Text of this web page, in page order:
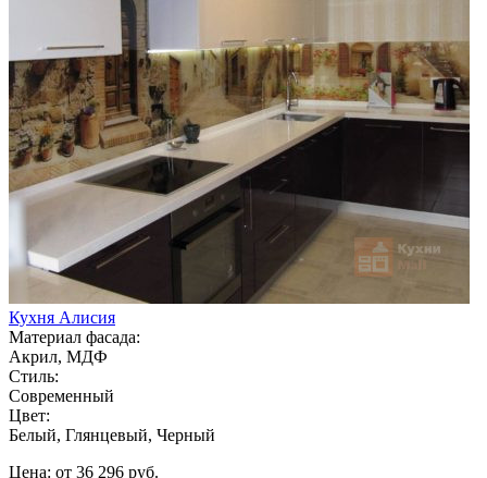
Кухня Алисия
Материал фасада:
Акрил, МДФ
Стиль:
Современный
Цвет:
Белый, Глянцевый, Черный
Цена: от 36 296 руб.